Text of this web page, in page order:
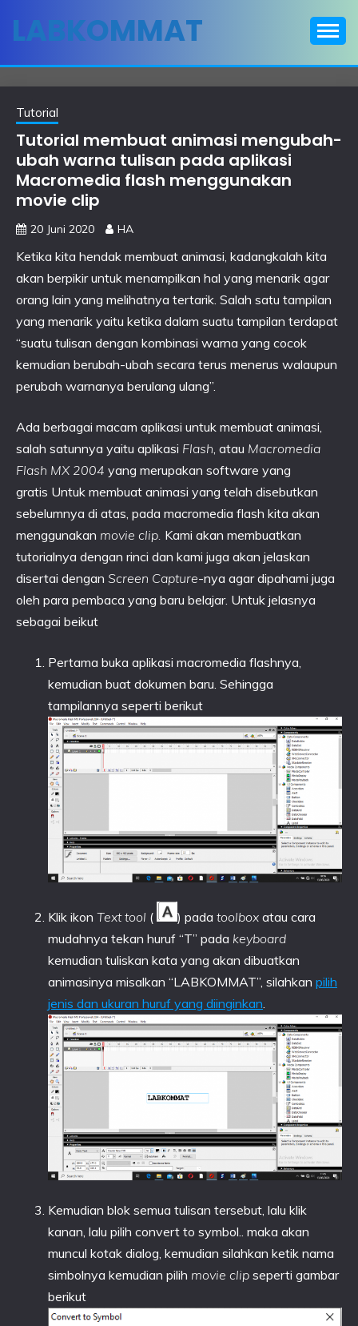
LABKOMMAT
Tutorial
Tutorial membuat animasi mengubah-
ubah warna tulisan pada aplikasi
Macromedia flash menggunakan
movie clip
20 Juni 2020 HA
Ketika kita hendak membuat animasi, kadangkalah kita
akan berpikir untuk menampilkan hal yang menarik agar
orang lain yang melihatnya tertarik. Salah satu tampilan
yang menarik yaitu ketika dalam suatu tampilan terdapat
“suatu tulisan dengan kombinasi warna yang cocok
kemudian berubah-ubah secara terus menerus walaupun
perubah warnanya berulang ulang”.
Ada berbagai macam aplikasi untuk membuat animasi,
salah satunnya yaitu aplikasi Flash, atau Macromedia
Flash MX 2004 yang merupakan software yang
gratis Untuk membuat animasi yang telah disebutkan
sebelumnya di atas, pada macromedia flash kita akan
menggunakan movie clip. Kami akan membuatkan
tutorialnya dengan rinci dan kami juga akan jelaskan
disertai dengan Screen Capture-nya agar dipahami juga
oleh para pembaca yang baru belajar. Untuk jelasnya
sebagai beikut
Pertama buka aplikasi macromedia flashnya,
kemudian buat dokumen baru. Sehingga
tampilannya seperti berikut
Klik ikon Text tool ( ) pada toolbox atau cara
mudahnya tekan huruf “T” pada keyboard
kemudian tuliskan kata yang akan dibuatkan
animasinya misalkan “LABKOMMAT”, silahkan pilih
jenis dan ukuran huruf yang diinginkan.
Kemudian blok semua tulisan tersebut, lalu klik
kanan, lalu pilih convert to symbol.. maka akan
muncul kotak dialog, kemudian silahkan ketik nama
simbolnya kemudian pilih movie clip seperti gambar
berikut